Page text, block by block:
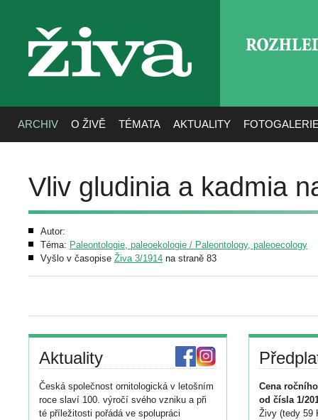
živa
ARCHIV O ŽIVĚ TÉMATA AKTUALITY
Vliv gludinia a kadmia
Autor:
Téma: Paleontologie, paleoekologie / Paleontology, paleoecology
Vyšlo v časopise Živa 3/1914 na straně 83
Aktuality
Česká společnost ornitologická v letošním
roce slaví 100. výročí svého vzniku a při
té příležitosti pořádá ve spolupráci
Cena
od čísla 1/
Živy (tedy 59